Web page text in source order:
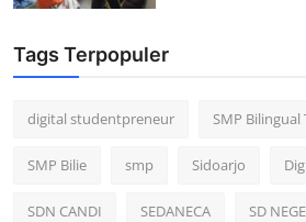
Tags Terpopuler
digital studentpreneur SMP
SMP Bilie smp Sidoarjo
SDN CANDI SEDANECA SD